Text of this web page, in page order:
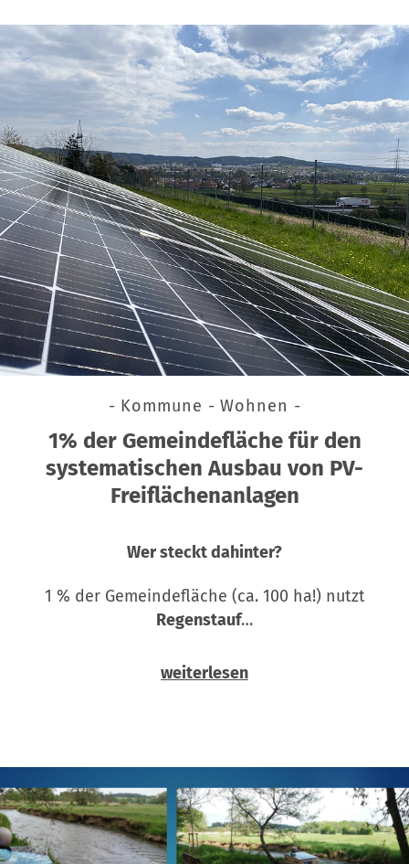
- Kommune - Wohnen -
1% der Gemeindefläche für den
systematischen Ausbau von PV-
Freiflächenanlagen
Wer steckt dahinter?
1 % der Gemeindefläche (ca. 100 ha!) nutzt
Regenstauf…
weiterlesen